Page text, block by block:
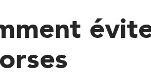
votre cabinet de
IK